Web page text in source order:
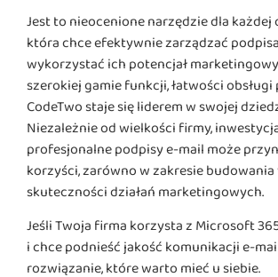
Jest to nieocenione narzędzie dla każdej
która chce efektywnie zarządzać
wykorzystać ich potencjał
szerokiej gamie funkcji, łatwości
CodeTwo staje się liderem w swojej
Niezależnie od wielkości firmy,
profesjonalne podpisy e-mail może
korzyści, zarówno w zakresie
skuteczności działań marketingowych.
Jeśli Twoja firma korzysta z Microsoft
i chce podnieść jakość komunikacji e-
rozwiązanie, które warto mieć u siebie.